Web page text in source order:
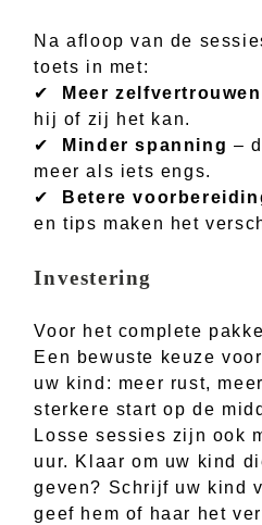
Na afloop van de
toets in met:
✔
Meer zelfvertrouwen
hij of zij het kan.
✔
Minder spanning –
meer als iets engs.
✔
Betere
en tips maken het
Investering
Voor het complete
Een bewuste keuze
uw kind: meer rust,
sterkere start op de
Losse sessies zijn ook
uur. Klaar om uw kind
geven? Schrijf uw kind
geef hem of haar het